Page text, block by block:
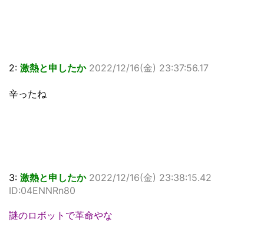
2: 激熱と申したか 2022/12/16(金) 23:37:56.17
辛ったね
3: 激熱と申したか 2022/12/16(金) 23:38:15.42
ID:04ENNRn80
謎のロボットで革命やな